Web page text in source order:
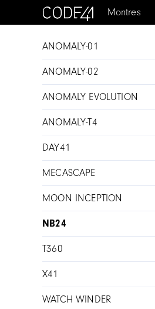
Montres
ANOMALY-01
ANOMALY-02
ANOMALY EVOLUTION
ANOMALY-T4
DAY41
MECASCAPE
MOON INCEPTION
NB24
T360
X41
WATCH WINDER